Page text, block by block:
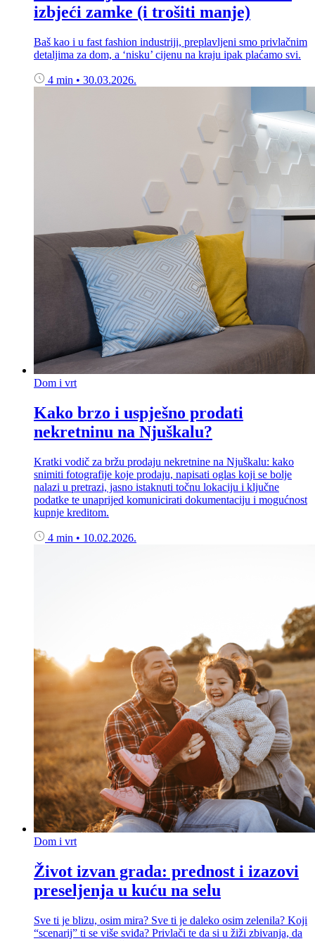
izbjeći zamke (i trošiti manje)
Baš kao i u fast fashion industriji, preplavljeni smo privlačnim
detaljima za dom, a ‘nisku’ cijenu na kraju ipak plaćamo svi.
4 min • 30.03.2026.
Dom i vrt
Kako brzo i uspješno prodati
nekretninu na Njuškalu?
Kratki vodič za bržu prodaju nekretnine na Njuškalu: kako
snimiti fotografije koje prodaju, napisati oglas koji se bolje
nalazi u pretrazi, jasno istaknuti točnu lokaciju i ključne
podatke te unaprijed komunicirati dokumentaciju i mogućnost
kupnje kreditom.
4 min • 10.02.2026.
Dom i vrt
Život izvan grada: prednost i izazovi
preseljenja u kuću na selu
Sve ti je blizu, osim mira? Sve ti je daleko osim zelenila? Koji
“scenarij” ti se više sviđa? Privlači te da si u žiži zbivanja, da